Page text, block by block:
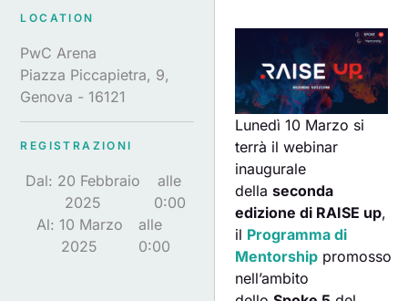
LOCATION
PwC Arena
Piazza Piccapietra, 9,
Genova - 16121
REGISTRAZIONI
Dal: 20 Febbraio
2025
alle
0:00
Al: 10 Marzo
2025
alle
0:00
Lunedì 10 Marzo si
terrà il webinar
inaugurale
dellaseconda
edizione di RAISE up,
il Programma di
Mentorship promosso
nell’ambito